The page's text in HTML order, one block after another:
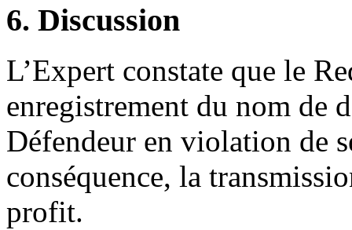
6. Discussion
L’Expert constate que le
enregistrement du nom de
Défendeur en violation de
conséquence, la
profit.